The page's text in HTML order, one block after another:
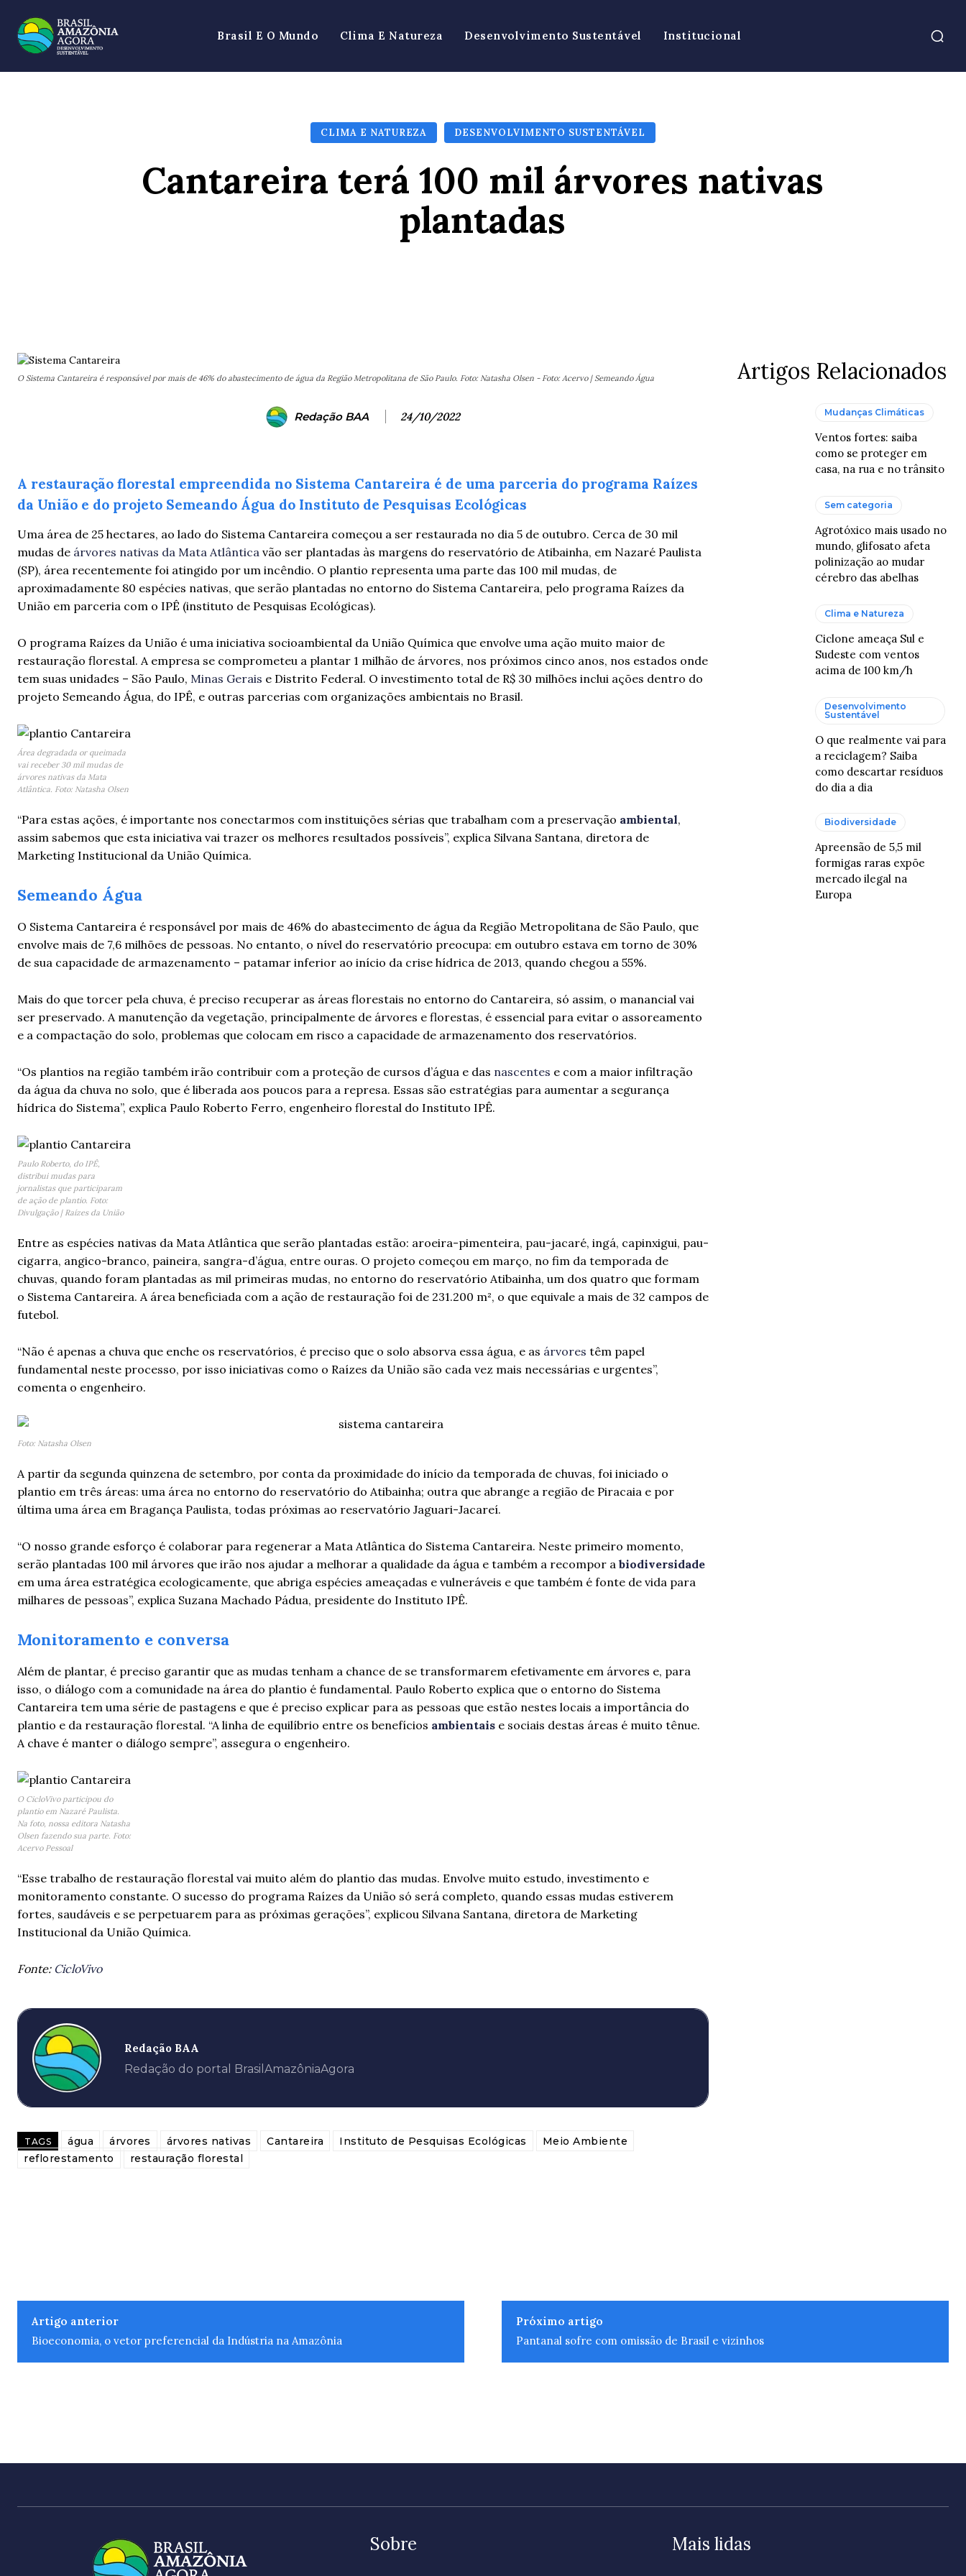
Brasil E O Mundo Clima E Natureza Desenvolvimento Sustentável Institucional
CLIMA E NATUREZA DESENVOLVIMENTO SUSTENTÁVEL
Cantareira terá 100 mil árvores nativas
plantadas
O Sistema Cantareira é responsável por mais de 46% do abastecimento de água da Região Metropolitana de São Paulo. Foto: Natasha Olsen - Foto: Acervo | Semeando Água
Redação BAA 24/10/2022
A restauração florestal empreendida no Sistema Cantareira é de uma parceria do programa Raízes
da União e do projeto Semeando Água do Instituto de Pesquisas Ecológicas
Uma área de 25 hectares, ao lado do Sistema Cantareira começou a ser restaurada no dia 5 de outubro. Cerca de 30 mil
mudas de árvores nativas da Mata Atlântica vão ser plantadas às margens do reservatório de Atibainha, em Nazaré Paulista
(SP), área recentemente foi atingido por um incêndio. O plantio representa uma parte das 100 mil mudas, de
aproximadamente 80 espécies nativas, que serão plantadas no entorno do Sistema Cantareira, pelo programa Raízes da
União em parceria com o IPÊ (instituto de Pesquisas Ecológicas).
O programa Raízes da União é uma iniciativa socioambiental da União Química que envolve uma ação muito maior de
restauração florestal. A empresa se comprometeu a plantar 1 milhão de árvores, nos próximos cinco anos, nos estados onde
tem suas unidades – São Paulo, Minas Gerais e Distrito Federal. O investimento total de R$ 30 milhões inclui ações dentro do
projeto Semeando Água, do IPÊ, e outras parcerias com organizações ambientais no Brasil.
Área degradada or queimada
vai receber 30 mil mudas de
árvores nativas da Mata
Atlântica. Foto: Natasha Olsen
“Para estas ações, é importante nos conectarmos com instituições sérias que trabalham com a preservação ambiental,
assim sabemos que esta iniciativa vai trazer os melhores resultados possíveis”, explica Silvana Santana, diretora de
Marketing Institucional da União Química.
Semeando Água
O Sistema Cantareira é responsável por mais de 46% do abastecimento de água da Região Metropolitana de São Paulo, que
envolve mais de 7,6 milhões de pessoas. No entanto, o nível do reservatório preocupa: em outubro estava em torno de 30%
de sua capacidade de armazenamento – patamar inferior ao início da crise hídrica de 2013, quando chegou a 55%.
Mais do que torcer pela chuva, é preciso recuperar as áreas florestais no entorno do Cantareira, só assim, o manancial vai
ser preservado. A manutenção da vegetação, principalmente de árvores e florestas, é essencial para evitar o assoreamento
e a compactação do solo, problemas que colocam em risco a capacidade de armazenamento dos reservatórios.
“Os plantios na região também irão contribuir com a proteção de cursos d’água e das nascentes e com a maior infiltração
da água da chuva no solo, que é liberada aos poucos para a represa. Essas são estratégias para aumentar a segurança
hídrica do Sistema”, explica Paulo Roberto Ferro, engenheiro florestal do Instituto IPÊ.
Paulo Roberto, do IPÊ,
distribui mudas para
jornalistas que participaram
de ação de plantio. Foto:
Divulgação | Raízes da União
Entre as espécies nativas da Mata Atlântica que serão plantadas estão: aroeira-pimenteira, pau-jacaré, ingá, capinxigui, pau-
cigarra, angico-branco, paineira, sangra-d’água, entre ouras. O projeto começou em março, no fim da temporada de
chuvas, quando foram plantadas as mil primeiras mudas, no entorno do reservatório Atibainha, um dos quatro que formam
o Sistema Cantareira. A área beneficiada com a ação de restauração foi de 231.200 m², o que equivale a mais de 32 campos de
futebol.
“Não é apenas a chuva que enche os reservatórios, é preciso que o solo absorva essa água, e as árvores têm papel
fundamental neste processo, por isso iniciativas como o Raízes da União são cada vez mais necessárias e urgentes”,
comenta o engenheiro.
Foto: Natasha Olsen
A partir da segunda quinzena de setembro, por conta da proximidade do início da temporada de chuvas, foi iniciado o
plantio em três áreas: uma área no entorno do reservatório do Atibainha; outra que abrange a região de Piracaia e por
última uma área em Bragança Paulista, todas próximas ao reservatório Jaguari-Jacareí.
“O nosso grande esforço é colaborar para regenerar a Mata Atlântica do Sistema Cantareira. Neste primeiro momento,
serão plantadas 100 mil árvores que irão nos ajudar a melhorar a qualidade da água e também a recompor a biodiversidade
em uma área estratégica ecologicamente, que abriga espécies ameaçadas e vulneráveis e que também é fonte de vida para
milhares de pessoas”, explica Suzana Machado Pádua, presidente do Instituto IPÊ.
Monitoramento e conversa
Além de plantar, é preciso garantir que as mudas tenham a chance de se transformarem efetivamente em árvores e, para
isso, o diálogo com a comunidade na área do plantio é fundamental. Paulo Roberto explica que o entorno do Sistema
Cantareira tem uma série de pastagens e que é preciso explicar para as pessoas que estão nestes locais a importância do
plantio e da restauração florestal. “A linha de equilíbrio entre os benefícios ambientais e sociais destas áreas é muito tênue.
A chave é manter o diálogo sempre”, assegura o engenheiro.
O CicloVivo participou do
plantio em Nazaré Paulista.
Na foto, nossa editora Natasha
Olsen fazendo sua parte. Foto:
Acervo Pessoal
“Esse trabalho de restauração florestal vai muito além do plantio das mudas. Envolve muito estudo, investimento e
monitoramento constante. O sucesso do programa Raízes da União só será completo, quando essas mudas estiverem
fortes, saudáveis e se perpetuarem para as próximas gerações”, explicou Silvana Santana, diretora de Marketing
Institucional da União Química.
Fonte: CicloVivo
Redação BAA
Redação do portal BrasilAmazôniaAgora
TAGS água árvores árvores nativas Cantareira Instituto de Pesquisas Ecológicas
Meio Ambiente
reflorestamento
restauração florestal
Artigos Relacionados
Mudanças Climáticas
Ventos fortes: saiba
como se proteger em
casa, na rua e no trânsito
Sem categoria
Agrotóxico mais usado no
mundo, glifosato afeta
polinização ao mudar
cérebro das abelhas
Clima e Natureza
Ciclone ameaça Sul e
Sudeste com ventos
acima de 100 km/h
Desenvolvimento
Sustentável
O que realmente vai para
a reciclagem? Saiba
como descartar resíduos
do dia a dia
Biodiversidade
Apreensão de 5,5 mil
formigas raras expõe
mercado ilegal na
Europa
Artigo anterior
Bioeconomia, o vetor preferencial da Indústria na Amazônia
Próximo artigo
Pantanal sofre com omissão de Brasil e vizinhos
Sobre Mais lidas